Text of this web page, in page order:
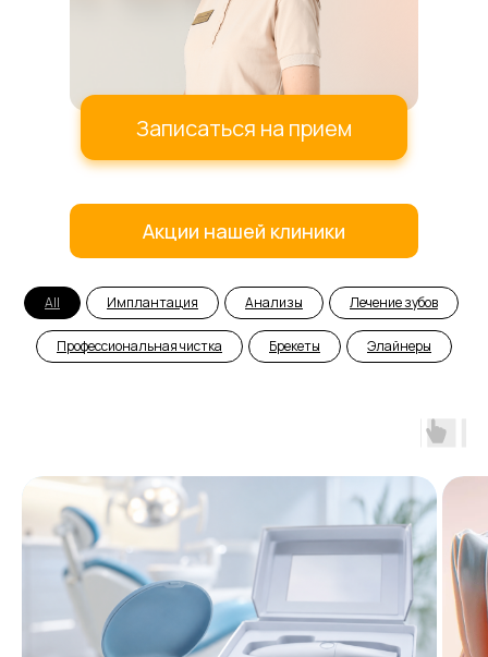
Записаться на прием
Акции нашей клиники
All Имплантация Анализы Лечение зубов
Профессиональная чистка Брекеты Элайнеры